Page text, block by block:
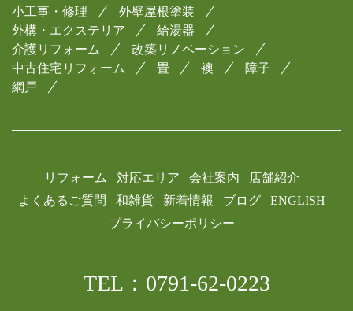
小工事・修理
外壁屋根塗装
外構・エクステリア
給湯器
介護リフォーム
改築リノベーション
中古住宅リフォーム
畳 襖
障子
網戸
リフォーム 対応エリア 会社案内
店舗紹介
よくあるご質問
和雑貨 新着情報 ブログ
ENGLISH
プライバシーポリシー
TEL：0791-62-0223